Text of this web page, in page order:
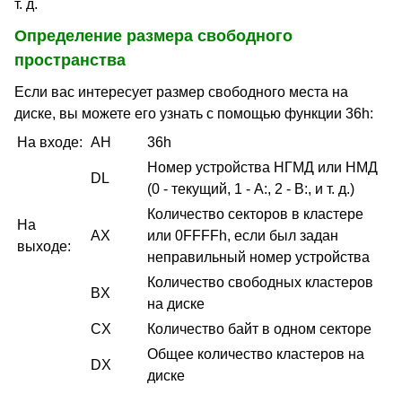
т. д.
Определение размера свободного
пространства
Если вас интересует размер свободного места на
диске, вы можете его узнать с помощью функции 36h:
На входе: AH 36h
DL
Номер устройства НГМД или НМД
(0 - текущий, 1 - А:, 2 - В:, и т. д.)
На
выходе:
AX
Количество секторов в кластере
или 0FFFFh, если был задан
неправильный номер устройства
BX
Количество свободных кластеров
на диске
CX
Количество байт в одном секторе
DX
Общее количество кластеров на
диске